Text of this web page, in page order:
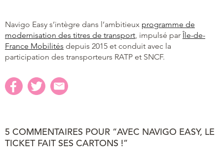
Navigo Easy s’intègre dans l’ambitieux programme de
modernisation des titres de transport, impulsé par Île-de-
France Mobilités depuis 2015 et conduit avec la
participation des transporteurs RATP et SNCF.
5 COMMENTAIRES POUR “AVEC NAVIGO EASY, LE
TICKET FAIT SES CARTONS !”